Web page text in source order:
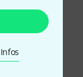
gut und ich